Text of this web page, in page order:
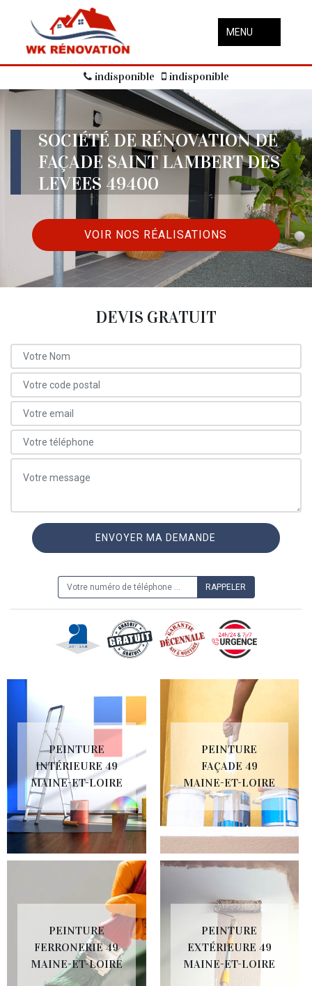
MENU
indisponible indisponible
SOCIÉTÉ DE RÉNOVATION DE
FAÇADE SAINT LAMBERT DES
LEVEES 49400
VOIR NOS RÉALISATIONS
DEVIS GRATUIT
PEINTURE
INTÉRIEURE 49
MAINE-ET-LOIRE
PEINTURE
FAÇADE 49
MAINE-ET-LOIRE
PEINTURE
FERRONERIE 49
MAINE-ET-LOIRE
PEINTURE
EXTÉRIEURE 49
MAINE-ET-LOIRE